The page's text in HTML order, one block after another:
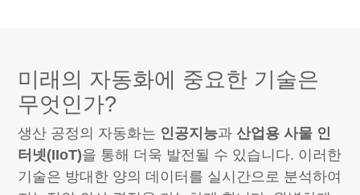
미래의 자동화에 중요한 기술은
무엇인가?
생산 공정의 자동화는 인공지능과 산업용 사물 인
터넷(IIoT)을 통해 더욱 발전될 수 있습니다. 이러한
기술은 방대한 양의 데이터를 실시간으로 분석하여